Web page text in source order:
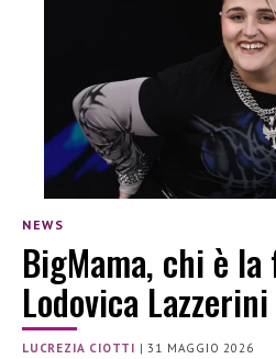
NEWS
BigMama, chi è la
Lodovica Lazzerini
LUCREZIA CIOTTI |31 MAGGIO 2026